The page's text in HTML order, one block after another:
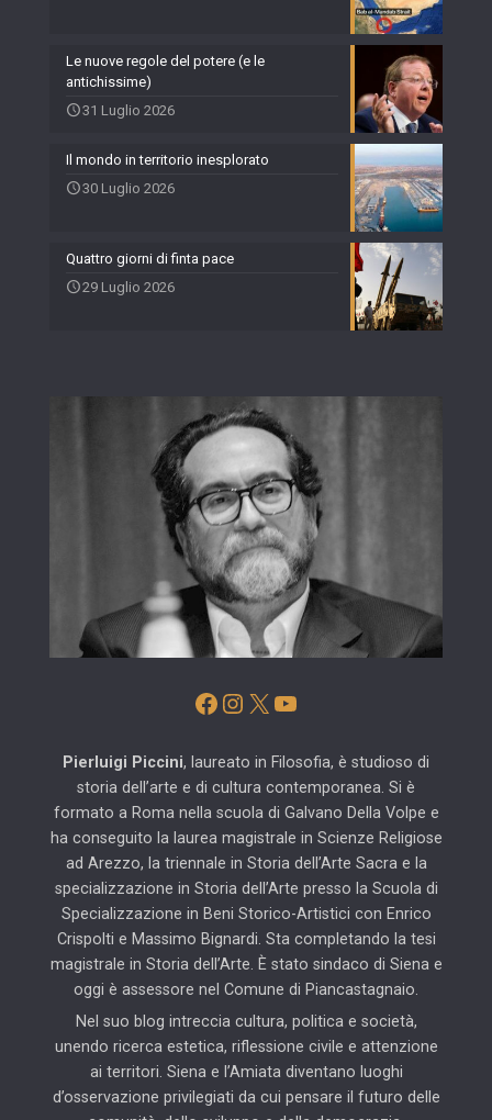
Le nuove regole del potere (e le
antichissime)
31 Luglio 2026
Il mondo in territorio inesplorato
30 Luglio 2026
Quattro giorni di finta pace
29 Luglio 2026
Facebook
Instagram
X YouTube
Pierluigi Piccini, laureato in Filosofia, è studioso di
storia dell’arte e di cultura contemporanea. Si è
formato a Roma nella scuola di Galvano Della Volpe e
ha conseguito la laurea magistrale in Scienze Religiose
ad Arezzo, la triennale in Storia dell’Arte Sacra e la
specializzazione in Storia dell’Arte presso la Scuola di
Specializzazione in Beni Storico-Artistici con Enrico
Crispolti e Massimo Bignardi. Sta completando la tesi
magistrale in Storia dell’Arte. È stato sindaco di Siena e
oggi è assessore nel Comune di Piancastagnaio.
Nel suo blog intreccia cultura, politica e società,
unendo ricerca estetica, riflessione civile e attenzione
ai territori. Siena e l’Amiata diventano luoghi
d’osservazione privilegiati da cui pensare il futuro delle